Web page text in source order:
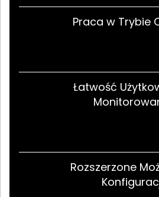
Praca w Trybie
Łatwość
Rozszerzone